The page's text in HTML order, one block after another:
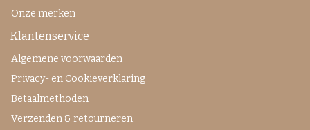
Onze merken
Klantenservice
Algemene voorwaarden
Privacy- en Cookieverklaring
Betaalmethoden
Verzenden & retourneren